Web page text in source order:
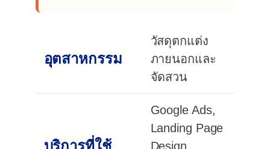
อุตสาหกรรม
วัสดุตกแต่ง
ภายนอกและ
จัดสวน
บริการที่ใช้
Google Ads,
Landing Page
Design,